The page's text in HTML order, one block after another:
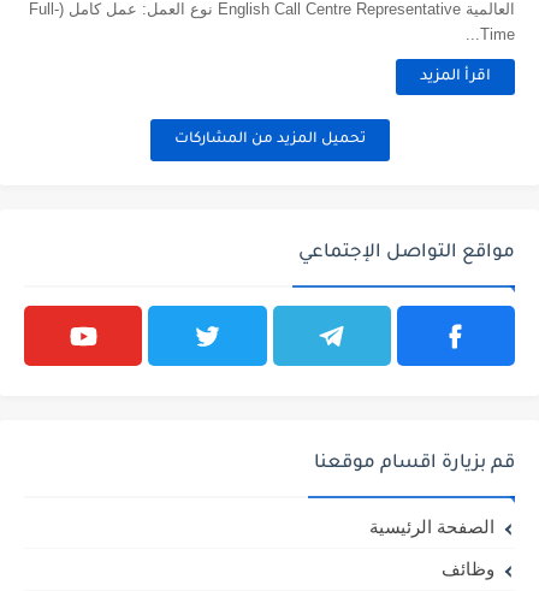
العالمية English Call Centre Representative نوع العمل: عمل كامل (Full-
Time...
اقرأ المزيد
تحميل المزيد من المشاركات
مواقع التواصل الإجتماعي
قم بزيارة اقسام موقعنا
الصفحة الرئيسية
وظائف